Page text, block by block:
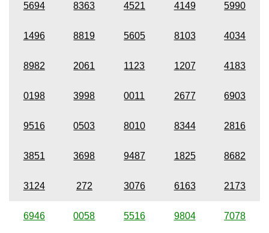
5694 8363 4521 4149 5990
1496 8819 5605 8103 4034
8982 2061 1123 1207 4183
0198 3998 0011 2677 6903
9516 0503 8010 8344 2816
3851 3698 9487 1825 8682
3124 272 3076 6163 2173
6946 0058 5516 9804 7078